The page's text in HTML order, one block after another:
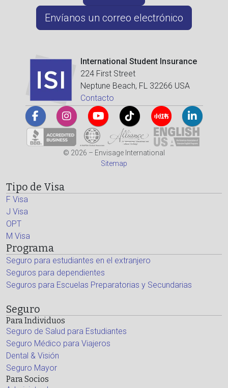
Envíanos un correo electrónico
International Student Insurance
224 First Street
Neptune Beach, FL 32266 USA
Contacto
© 2026 – Envisage International
Sitemap
Tipo de Visa
F Visa
J Visa
OPT
M Visa
Programa
Seguro para estudiantes en el extranjero
Seguros para dependientes
Seguros para Escuelas Preparatorias y Secundarias
Seguro
Para Individuos
Seguro de Salud para Estudiantes
Seguro Médico para Viajeros
Dental & Visión
Seguro Mayor
Para Socios